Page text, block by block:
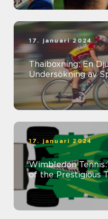
17. januari 2024
Thaiboxning: En
Undersökning av
17. januari 2024
Wimbledon
of the Prestigious